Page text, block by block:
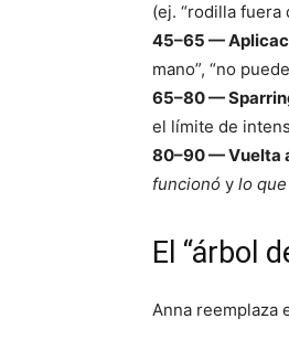
(ej. “rodilla fuera
45–65 —
mano”, “no
65–80 —
el límite de
80–90 — Vuelta
funcionó y lo
El “árbol
Anna reemplaza